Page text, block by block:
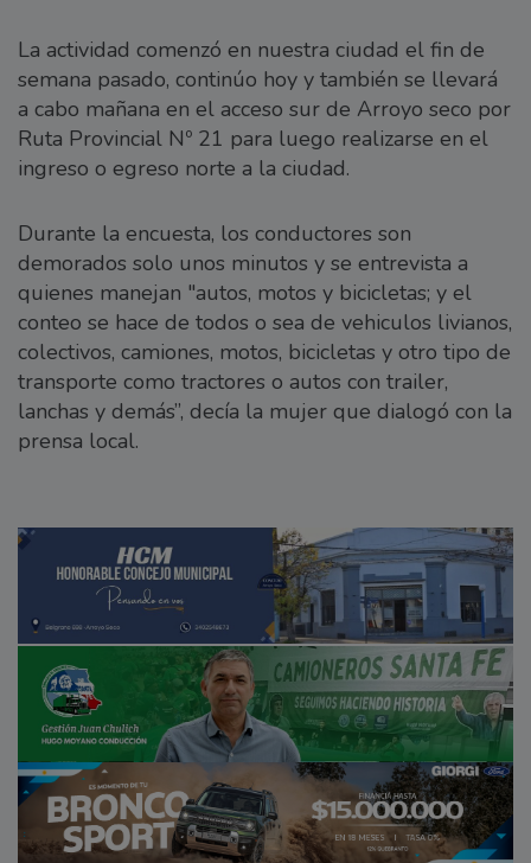
La actividad comenzó en nuestra ciudad el fin de
semana pasado, continúo hoy y también se llevará
a cabo mañana en el acceso sur de Arroyo seco por
Ruta Provincial Nº 21 para luego realizarse en el
ingreso o egreso norte a la ciudad.
Durante la encuesta, los conductores son
demorados solo unos minutos y se entrevista a
quienes manejan "autos, motos y bicicletas; y el
conteo se hace de todos o sea de vehiculos livianos,
colectivos, camiones, motos, bicicletas y otro tipo de
transporte como tractores o autos con trailer,
lanchas y demás”, decía la mujer que dialogó con la
prensa local.